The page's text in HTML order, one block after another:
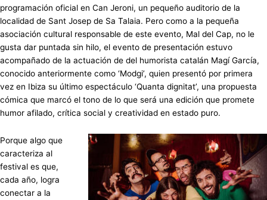
programación oficial en Can Jeroni, un pequeño auditorio de la
localidad de Sant Josep de Sa Talaia. Pero como a la pequeña
asociación cultural responsable de este evento, Mal del Cap, no le
gusta dar puntada sin hilo, el evento de presentación estuvo
acompañado de la actuación de del humorista catalán Magí García,
conocido anteriormente como ‘Modgi’, quien presentó por primera
vez en Ibiza su último espectáculo ‘Quanta dignitat’, una propuesta
cómica que marcó el tono de lo que será una edición que promete
humor afilado, crítica social y creatividad en estado puro.
Porque algo que
caracteriza al
festival es que,
cada año, logra
conectar a la